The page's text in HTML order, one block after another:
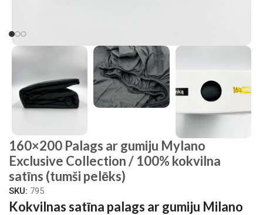
160×200 Palags ar gumiju Mylano
Exclusive Collection / 100% kokvilna
satīns (tumši pelēks)
SKU: 795
Kokvilnas satīna palags ar gumiju Milano